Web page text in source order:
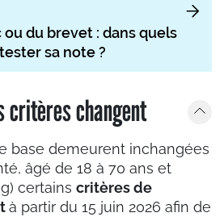
ou du brevet : dans quels
sa note ?
critères changent
base demeurent inchangées
âgé de 18 à 70 ans et
certains critères de
à partir du 15 juin 2026 afin de